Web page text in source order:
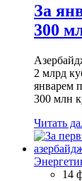
За
300
2 млрд
январем
300 млн
Читать
14